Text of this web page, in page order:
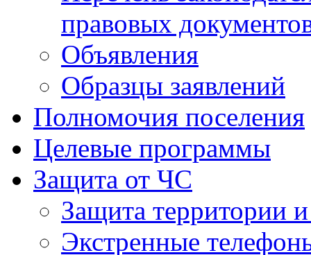
правовых
Объявления
Образцы заявлений
Полномочия поселения
Целевые программы
Защита от ЧС
Защита территории
Экстренные